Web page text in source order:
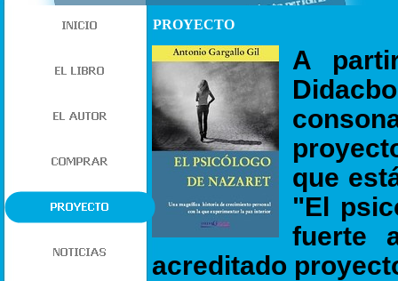
PROYECTO
A
que
"El
fuerte
acreditado